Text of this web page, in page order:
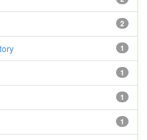
2
1
1
1
1